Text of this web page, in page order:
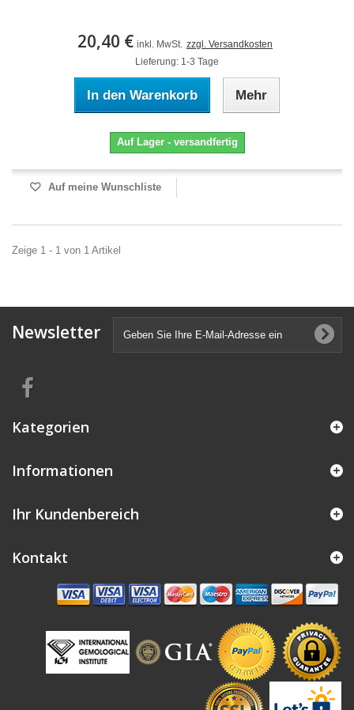
20,40 € inkl. MwSt. zzgl. Versandkosten
Lieferung: 1-3 Tage
In den Warenkorb Mehr
Auf Lager - versandfertig
Auf meine Wunschliste
Zeige 1 - 1 von 1 Artikel
Newsletter
Kategorien
Informationen
Ihr Kundenbereich
Kontakt